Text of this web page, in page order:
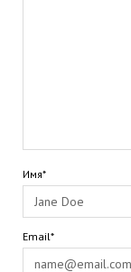
Имя*
Email*